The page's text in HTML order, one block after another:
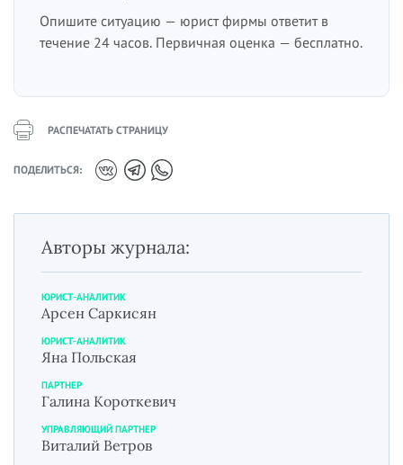
Опишите ситуацию — юрист фирмы ответит в
течение 24 часов. Первичная оценка — бесплатно.
РАСПЕЧАТАТЬ СТРАНИЦУ
ПОДЕЛИТЬСЯ:
Авторы журнала:
ЮРИСТ-АНАЛИТИК
Арсен Саркисян
ЮРИСТ-АНАЛИТИК
Яна Польская
ПАРТНЕР
Галина Короткевич
УПРАВЛЯЮЩИЙ ПАРТНЕР
Виталий Ветров